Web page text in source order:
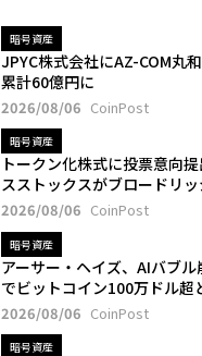
暗号資産
JPYC株式会社にAZ-COM丸
累計60億円に
2026/08/06 CoinPost
暗号資産
トークン化株式に投票意向
スストックスがブロードリ
2026/08/06 CoinPost
暗号資産
アーサー・ヘイズ、AIバブ
でビットコイン100万ドル超
2026/08/06 CoinPost
暗号資産